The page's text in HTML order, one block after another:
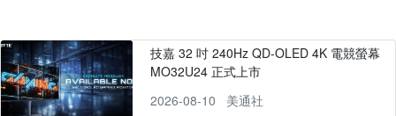
技嘉 32 吋 240Hz QD-OLED 4K 電競螢幕
MO32U24 正式上市
2026-08-10
美通社